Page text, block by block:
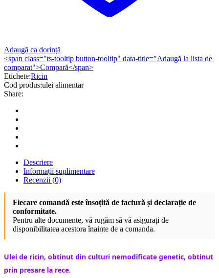
Adaugă ca dorință
<span class="ts-tooltip button-tooltip" data-title="Adaugă la lista de
comparat">Compară</span>
Etichete:Ricin
Cod produs:ulei alimentar
Share:
Descriere
Informații suplimentare
Recenzii (0)
Fiecare comandă este însoțită de factură și declarație de
conformitate.
Pentru alte documente, vă rugăm să vă asigurați de
disponibilitatea acestora înainte de a comanda.
Ulei de ricin, obtinut din culturi nemodificate genetic, obtinut
prin presare la rece.